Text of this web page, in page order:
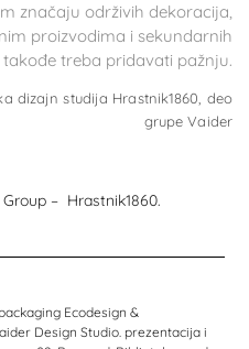
značaju održivih dekoracija,
proizvodima i sekundarnih
treba pridavati pažnju.
dizajn studija Hrastnik1860, deo
grupe Vaider
– Hrastnik1860.
Ecodesign &
Design Studio. prezentacija i